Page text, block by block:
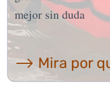
mejor sin duda
⟶ Mira por